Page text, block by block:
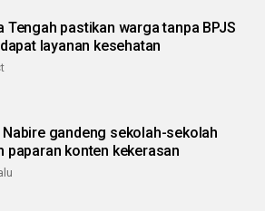
Tengah pastikan warga tanpa BPJS
layanan kesehatan
Nabire gandeng sekolah-sekolah
paparan konten kekerasan